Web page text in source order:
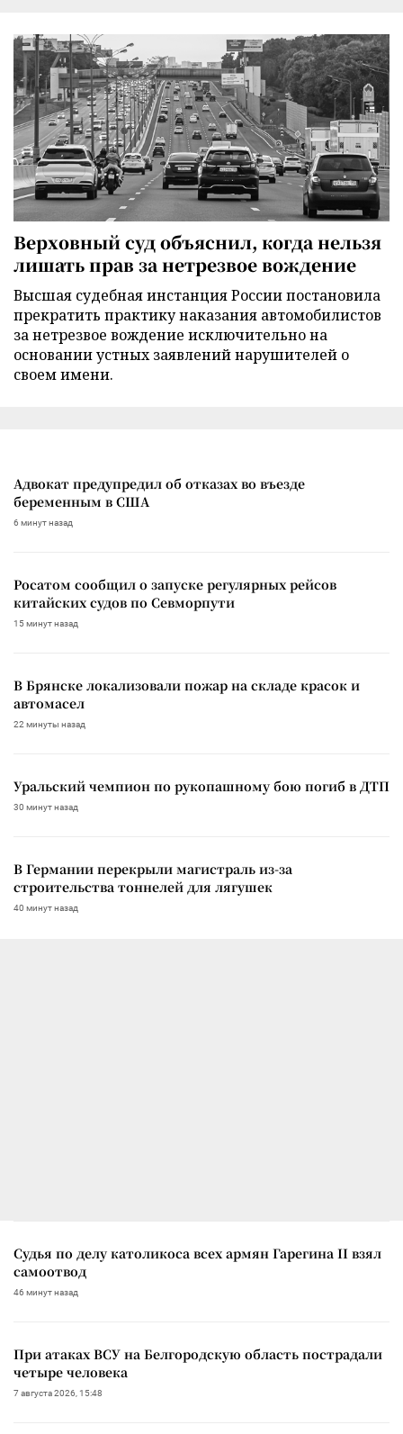
Верховный суд объяснил, когда нельзя
лишать прав за нетрезвое вождение
Высшая судебная инстанция России постановила
прекратить практику наказания автомобилистов
за нетрезвое вождение исключительно на
основании устных заявлений нарушителей о
своем имени.
Адвокат предупредил об отказах во въезде
беременным в США
6 минут назад
Росатом сообщил о запуске регулярных рейсов
китайских судов по Севморпути
15 минут назад
В Брянске локализовали пожар на складе красок и
автомасел
22 минуты назад
Уральский чемпион по рукопашному бою погиб в ДТП
30 минут назад
В Германии перекрыли магистраль из-за
строительства тоннелей для лягушек
40 минут назад
Судья по делу католикоса всех армян Гарегина II взял
самоотвод
46 минут назад
При атаках ВСУ на Белгородскую область пострадали
четыре человека
7 августа 2026, 15:48